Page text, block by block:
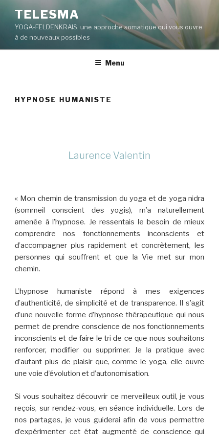
contenu
principal
TELESMA
YOGA-FELDENKRAIS, une approche somatique qui vous ouvre
à de nouveaux possibles
Menu
HYPNOSE HUMANISTE
Laurence Valentin
« Mon chemin de transmission du yoga et de yoga nidra
(sommeil conscient des yogis), m’a naturellement
amenée à l’hypnose. Je ressentais le besoin de mieux
comprendre nos fonctionnements inconscients et
d’accompagner plus rapidement et concrètement, les
personnes qui souffrent et que la Vie met sur mon
chemin.
L’hypnose humaniste répond à mes exigences
d’authenticité, de simplicité et de transparence. Il s’agit
d’une nouvelle forme d’hypnose thérapeutique qui nous
permet de prendre conscience de nos fonctionnements
inconscients et de faire le tri de ce que nous souhaitons
renforcer, modifier ou supprimer. Je la pratique avec
d’autant plus de plaisir que, comme le yoga, elle ouvre
une voie d’évolution et d’autonomisation.
Si vous souhaitez découvrir ce merveilleux outil, je vous
reçois, sur rendez-vous, en séance individuelle. Lors de
nos partages, je vous guiderai afin de vous permettre
d’expérimenter cet état augmenté de conscience qui